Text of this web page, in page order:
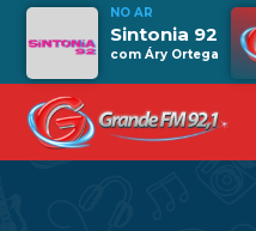
NO AR
Sintonia 92
com Áry Ortega